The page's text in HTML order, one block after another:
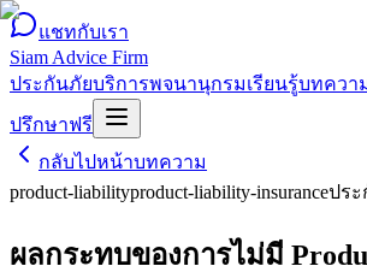
แชทกับเรา
Siam Advice Firm
ประกันภัยบริการพจนานุกรมเรียนรู้บทควา
ปรึกษาฟรี
กลับไปหน้าบทความ
product-liabilityproduct-liability-insuranceประ
ผลกระทบของการไม่มี